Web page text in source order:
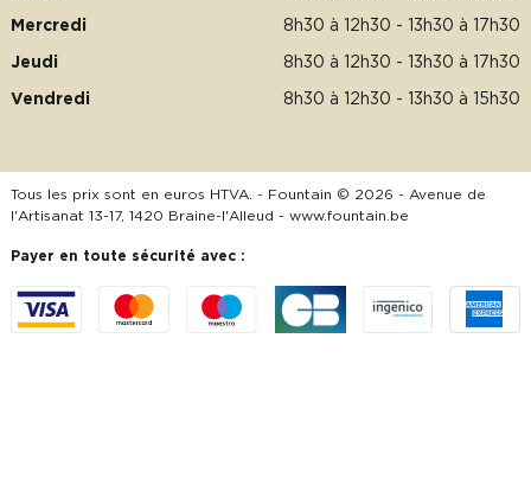
Mercredi 8h30 à 12h30 - 13h30 à 17h30
Jeudi 8h30 à 12h30 - 13h30 à 17h30
Vendredi 8h30 à 12h30 - 13h30 à 15h30
Tous les prix sont en euros HTVA. - Fountain © 2026 - Avenue de
l'Artisanat 13-17, 1420 Braine-l'Alleud - www.fountain.be
Payer en toute sécurité avec :